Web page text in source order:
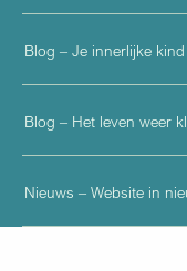
Blog – Je innerlijke
Blog – Het leven weer
Nieuws – Website in